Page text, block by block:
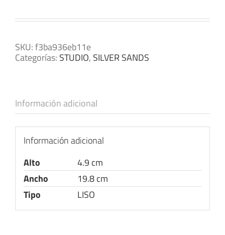
SKU:f3ba936eb11e
Categorías: STUDIO, SILVER SANDS
Información adicional
Información adicional
Alto
4.9 cm
Ancho
19.8 cm
Tipo
LISO